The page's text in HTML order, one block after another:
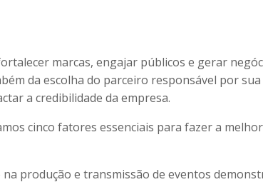
marcas, engajar públicos e gerar
da escolha do parceiro responsável por
a credibilidade da empresa.
cinco fatores essenciais para fazer a
produção e transmissão de eventos